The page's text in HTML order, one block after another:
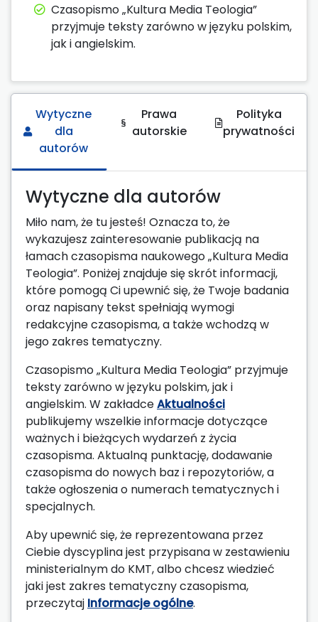
Czasopismo „Kultura Media Teologia”
przyjmuje teksty zarówno w języku polskim,
jak i angielskim.
Wytyczne
dla
autorów
Prawa
autorskie
Polityka
prywatności
Wytyczne dla autorów
Miło nam, że tu jesteś! Oznacza to, że
wykazujesz zainteresowanie publikacją na
łamach czasopisma naukowego „Kultura Media
Teologia”. Poniżej znajduje się skrót informacji,
które pomogą Ci upewnić się, że Twoje badania
oraz napisany tekst spełniają wymogi
redakcyjne czasopisma, a także wchodzą w
jego zakres tematyczny.
Czasopismo „Kultura Media Teologia” przyjmuje
teksty zarówno w języku polskim, jak i
angielskim. W zakładceAktualności
publikujemy wszelkie informacje dotyczące
ważnych i bieżących wydarzeń z życia
czasopisma. Aktualną punktację, dodawanie
czasopisma do nowych baz i repozytoriów, a
także ogłoszenia o numerach tematycznych i
specjalnych.
Aby upewnić się, że reprezentowana przez
Ciebie dyscyplina jest przypisana w zestawieniu
ministerialnym do KMT, albo chcesz wiedzieć
jaki jest zakres tematyczny czasopisma,
przeczytaj Informacje ogólne.